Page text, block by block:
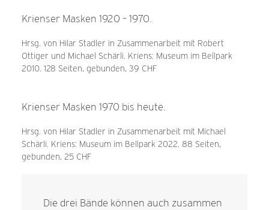
Krienser Masken 1920 – 1970.
Hrsg. von Hilar Stadler in Zusammenarbeit mit Robert
Ottiger und Michael Schärli. Kriens: Museum im Bellpark
2010. 128 Seiten, gebunden, 39 CHF
Krienser Masken 1970 bis heute.
Hrsg. von Hilar Stadler in Zusammenarbeit mit Michael
Schärli. Kriens: Museum im Bellpark 2022. 88 Seiten,
gebunden, 25 CHF
Die drei Bände können auch zusammen